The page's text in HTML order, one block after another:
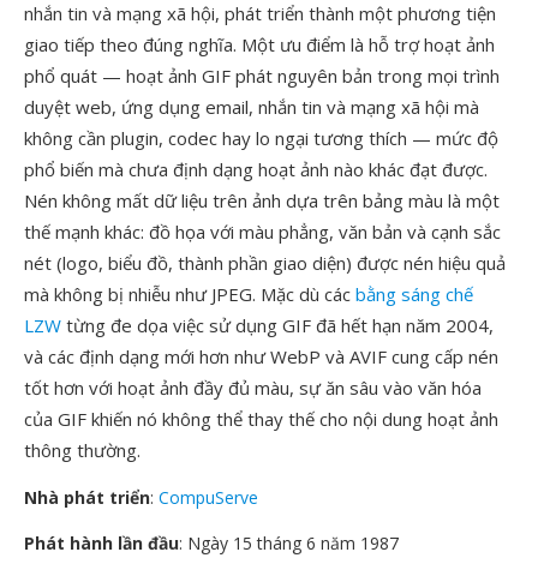
nhắn tin và mạng xã hội, phát triển thành một phương tiện
giao tiếp theo đúng nghĩa. Một ưu điểm là hỗ trợ hoạt ảnh
phổ quát — hoạt ảnh GIF phát nguyên bản trong mọi trình
duyệt web, ứng dụng email, nhắn tin và mạng xã hội mà
không cần plugin, codec hay lo ngại tương thích — mức độ
phổ biến mà chưa định dạng hoạt ảnh nào khác đạt được.
Nén không mất dữ liệu trên ảnh dựa trên bảng màu là một
thế mạnh khác: đồ họa với màu phẳng, văn bản và cạnh sắc
nét (logo, biểu đồ, thành phần giao diện) được nén hiệu quả
mà không bị nhiễu như JPEG. Mặc dù các bằng sáng chế
LZW từng đe dọa việc sử dụng GIF đã hết hạn năm 2004,
và các định dạng mới hơn như WebP và AVIF cung cấp nén
tốt hơn với hoạt ảnh đầy đủ màu, sự ăn sâu vào văn hóa
của GIF khiến nó không thể thay thế cho nội dung hoạt ảnh
thông thường.
Nhà phát triển: CompuServe
Phát hành lần đầu: Ngày 15 tháng 6 năm 1987